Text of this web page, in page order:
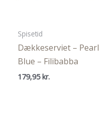
Spisetid
Dækkeserviet – Pearl
Blue – Filibabba
179,95 kr.